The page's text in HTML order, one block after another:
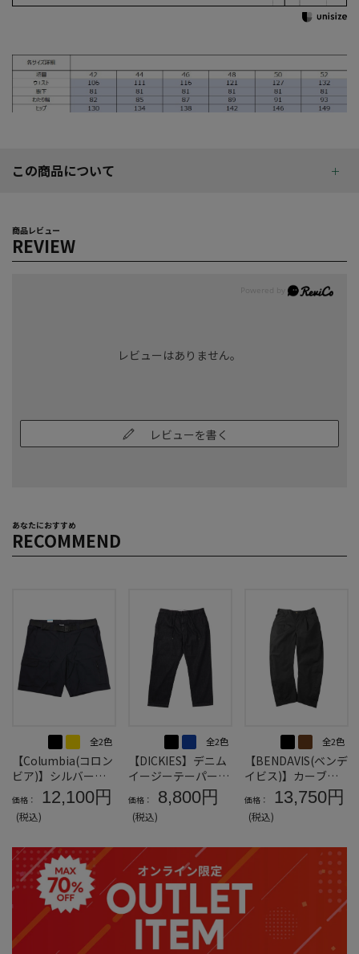
この商品について
商品レビュー
REVIEW
レビューはありません。
レビューを書く
あなたにおすすめ
RECOMMEND
全2色
【Columbia(コロン
ビア)】シルバーリ
ッジユーティリティ
カーゴショーツ＊カ
タログ商品
価格： 12,100円
(税込)
全2色
【DICKIES】デニム
イージーテーパード
パンツ＊カタログ商
品
価格： 8,800円
(税込)
全2色
【BENDAVIS(ベンデ
イビス)】カーブバ
ギーワークパンツ＊
カタログ商品
価格： 13,750円
(税込)